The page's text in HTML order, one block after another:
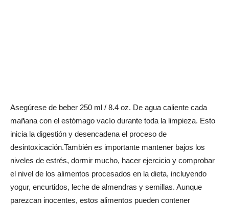
Asegúrese de beber 250 ml / 8.4 oz. De agua caliente cada
mañana con el estómago vacío durante toda la limpieza. Esto
inicia la digestión y desencadena el proceso de
desintoxicación.También es importante mantener bajos los
niveles de estrés, dormir mucho, hacer ejercicio y comprobar
el nivel de los alimentos procesados ​​en la dieta, incluyendo
yogur, encurtidos, leche de almendras y semillas. Aunque
parezcan inocentes, estos alimentos pueden contener